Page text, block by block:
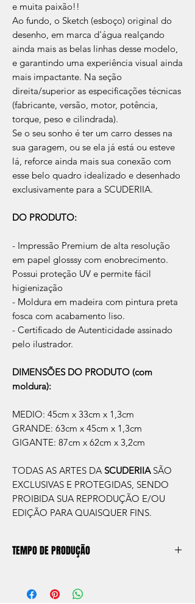
e muita paixão!!
Ao fundo, o Sketch (esboço) original do
desenho, em marca d'água realçando
ainda mais as belas linhas desse modelo,
e garantindo uma experiência visual ainda
mais impactante. Na seção
direita/superior as especificações técnicas
(fabricante, versão, motor, potência,
torque, peso e cilindrada).
Se o seu sonho é ter um carro desses na
sua garagem, ou se ela já está ou esteve
lá, reforce ainda mais sua conexão com
esse belo quadro idealizado e desenhado
exclusivamente para a SCUDERIIA.
DO PRODUTO:
- Impressão Premium de alta resolução
em papel glosssy com enobrecimento.
Possui proteção UV e permite fácil
higienização
- Moldura em madeira com pintura preta
fosca com acabamento liso.
- Certificado de Autenticidade assinado
pelo ilustrador.
DIMENSÕES DO PRODUTO (com
moldura):
MEDIO: 45cm x 33cm x 1,3cm
GRANDE: 63cm x 45cm x 1,3cm
GIGANTE: 87cm x 62cm x 3,2cm
TODAS AS ARTES DA SCUDERIIA SÃO
EXCLUSIVAS E PROTEGIDAS, SENDO
PROIBIDA SUA REPRODUÇÃO E/OU
EDIÇÃO PARA QUAISQUER FINS.
TEMPO DE PRODUÇÃO
aprox. 5 dias úteis, após a confirmação de
compra.